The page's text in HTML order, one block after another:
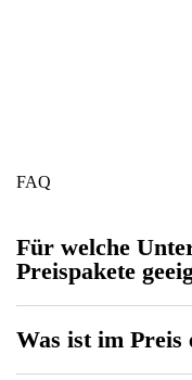
FAQ
Für welche
Preispakete
Was ist im Preis